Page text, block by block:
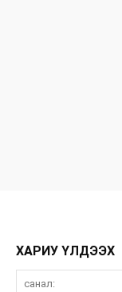
ХАРИУ ҮЛДЭЭХ